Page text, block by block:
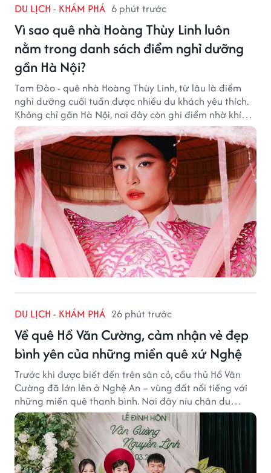
DU LỊCH - KHÁM PHÁ 6 phút trước
Vì sao quê nhà Hoàng Thùy Linh luôn
nằm trong danh sách điểm nghỉ dưỡng
gần Hà Nội?
Tam Đảo - quê nhà Hoàng Thùy Linh, từ lâu là điểm
nghỉ dưỡng cuối tuần được nhiều du khách yêu thích.
Không chỉ gần Hà Nội, nơi đây còn ghi điểm nhờ khí
hậu mát mẻ, cảnh sắc thơ mộng và không gian yên
bình giữa núi rừng.
DU LỊCH - KHÁM PHÁ 26 phút trước
Về quê Hồ Văn Cường, cảm nhận vẻ đẹp
bình yên của những miền quê xứ Nghệ
Trước khi được biết đến trên sân cỏ, cầu thủ Hồ Văn
Cường đã lớn lên ở Nghệ An – vùng đất nổi tiếng với
những miền quê thanh bình. Nơi đây níu chân du
khách bằng cánh đồng xanh, làng quê yên ả và nhịp
sống chậm đầy bình yên.